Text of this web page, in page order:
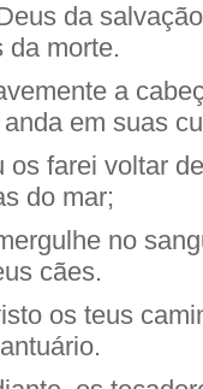
da
da morte.
a
em suas
os farei voltar
do mar;
no
cães.
os teus